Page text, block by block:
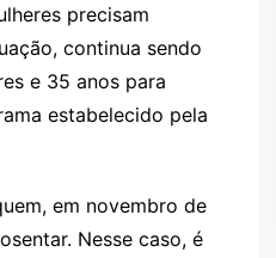
precisam
continua sendo
e 35 anos para
estabelecido pela
em novembro de
Nesse caso, é